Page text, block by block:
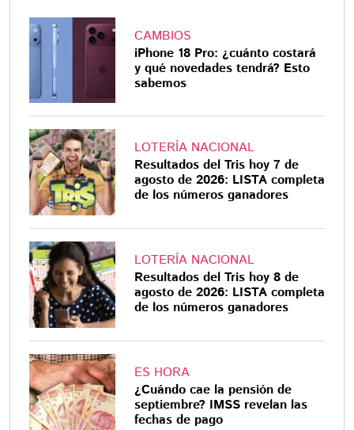
CAMBIOS
iPhone 18 Pro: ¿cuánto costará
y qué novedades tendrá? Esto
sabemos
LOTERÍA NACIONAL
Resultados del Tris hoy 7 de
agosto de 2026: LISTA completa
de los números ganadores
LOTERÍA NACIONAL
Resultados del Tris hoy 8 de
agosto de 2026: LISTA completa
de los números ganadores
ES HORA
¿Cuándo cae la pensión de
septiembre? IMSS revelan las
fechas de pago